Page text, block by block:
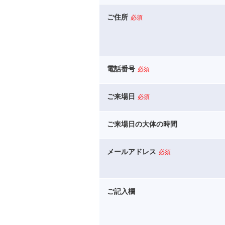
ご住所 必須
電話番号 必須
ご来場日 必須
ご来場日の大体の時間
メールアドレス 必須
ご記入欄